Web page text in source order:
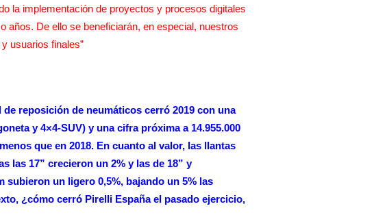
la implementación de proyectos y procesos digitales
años. De ello se beneficiarán, en especial, nuestros
usuarios finales”
reposición de neumáticos cerró 2019 con una
y 4×4-SUV) y una cifra próxima a 14.955.000
que en 2018. En cuanto al valor, las llantas
las 17” crecieron un 2% y las de 18” y
subieron un ligero 0,5%, bajando un 5% las
¿cómo cerró Pirelli España el pasado ejercicio,